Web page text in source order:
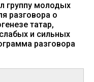
группу молодых
разговора о
татар,
и сильных
разговора